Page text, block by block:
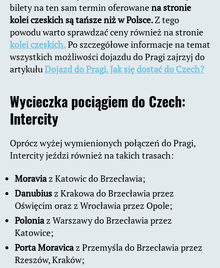
bilety na ten sam termin oferowanena stronie
kolei czeskich są tańsze niż w Polsce.Z tego
powodu warto sprawdzać ceny również na stronie
kolei czeskich.Po szczegółowe informacje na temat
wszystkich możliwości dojazdu do Pragi zajrzyj do
artykułuDojazd do Pragi. Jak się dostać do Czech?
Wycieczka pociągiem do Czech:
Intercity
Oprócz wyżej wymienionych połączeń do Pragi,
Intercity jeździ również na takich trasach:
Moraviaz Katowic do Brzecławia;
Danubiusz Krakowa do Brzecławia przez
Oświęcim oraz z Wrocławia przez Opole;
Poloniaz Warszawy do Brzecławia przez
Katowice;
Porta Moravicaz Przemyśla do Brzecławia przez
Rzeszów, Kraków;